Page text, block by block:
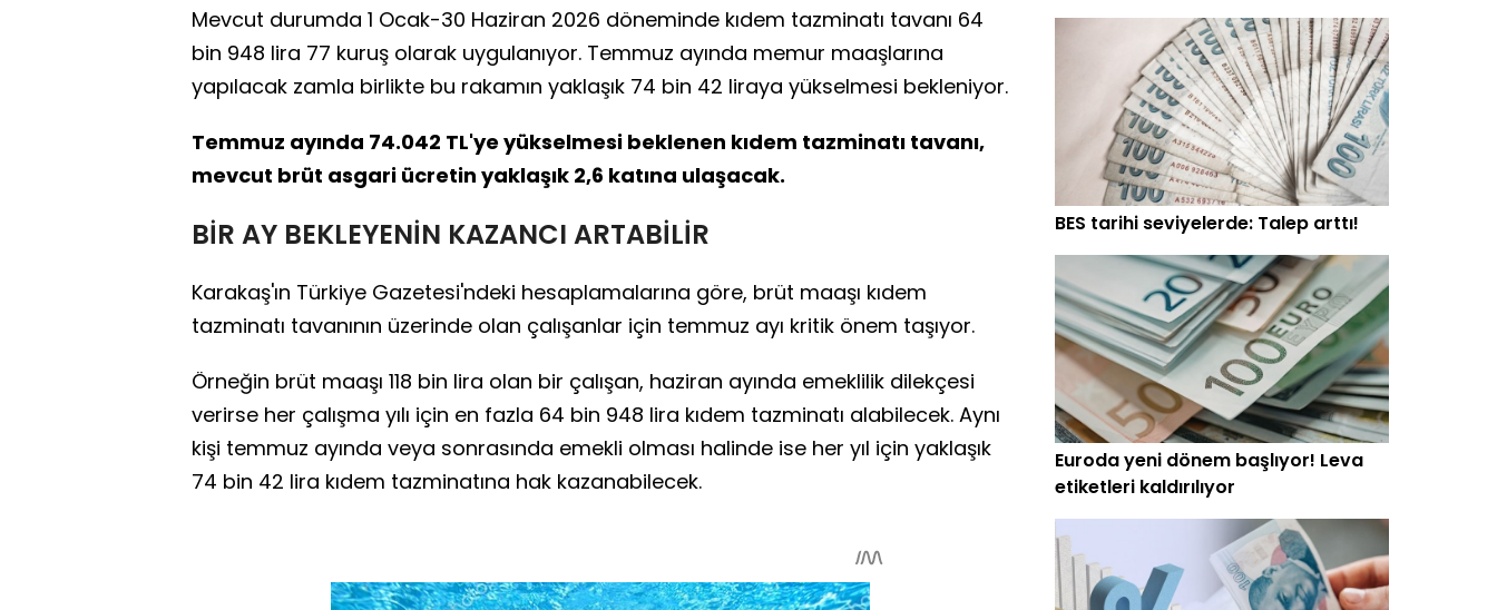
Mevcut durumda 1 Ocak-30 Haziran 2026 döneminde kıdem tazminatı tavanı 64
bin 948 lira 77 kuruş olarak uygulanıyor. Temmuz ayında memur maaşlarına
yapılacak zamla birlikte bu rakamın yaklaşık 74 bin 42 liraya yükselmesi bekleniyor.
Temmuz ayında 74.042 TL'ye yükselmesi beklenen kıdem tazminatı tavanı,
mevcut brüt asgari ücretin yaklaşık 2,6 katına ulaşacak.
BİR AY BEKLEYENİN KAZANCI ARTABİLİR
Karakaş'ın Türkiye Gazetesi'ndeki hesaplamalarına göre, brüt maaşı kıdem
tazminatı tavanının üzerinde olan çalışanlar için temmuz ayı kritik önem taşıyor.
Örneğin brüt maaşı 118 bin lira olan bir çalışan, haziran ayında emeklilik dilekçesi
verirse her çalışma yılı için en fazla 64 bin 948 lira kıdem tazminatı alabilecek. Aynı
kişi temmuz ayında veya sonrasında emekli olması halinde ise her yıl için yaklaşık
74 bin 42 lira kıdem tazminatına hak kazanabilecek.
BES tarihi seviyelerde: Talep arttı!
Euroda yeni dönem başlıyor! Leva
etiketleri kaldırılıyor